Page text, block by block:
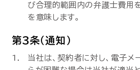
び合理的範囲内の弁護士費用
を意味します。
第3条（通知）
当社は、契約者に対し、電子メ